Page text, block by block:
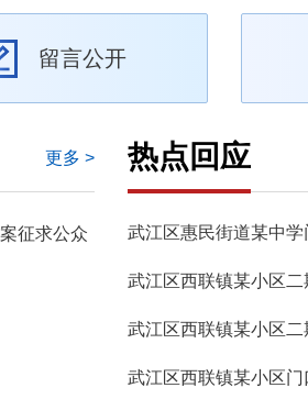
留言公开
更多 >
征求公众
热点回应